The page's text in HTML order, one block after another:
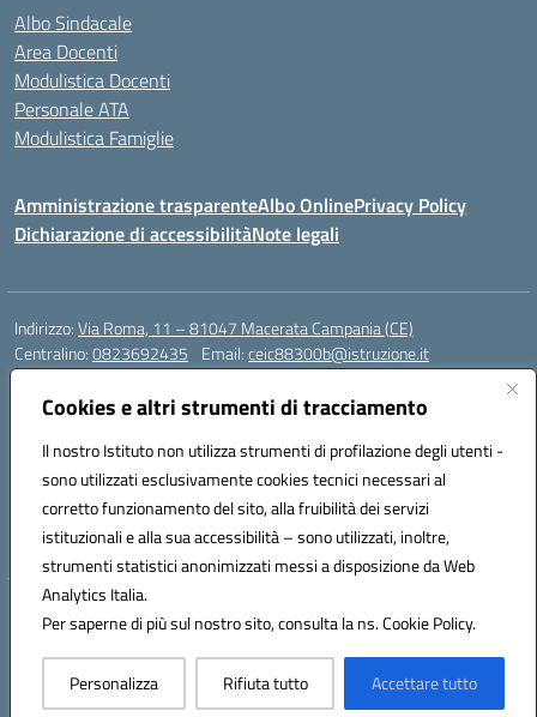
Cookies e altri strumenti di tracciamento
Il nostro Istituto non utilizza strumenti di profilazione degli utenti -
sono utilizzati esclusivamente cookies tecnici necessari al
corretto funzionamento del sito, alla fruibilità dei servizi
istituzionali e alla sua accessibilità – sono utilizzati, inoltre,
strumenti statistici anonimizzati messi a disposizione da Web
Analytics Italia.
Per saperne di più sul nostro sito, consulta la ns. Cookie Policy.
Personalizza Rifiuta tutto Accettare tutto
Albo Sindacale
Area Docenti
Modulistica Docenti
Personale ATA
Modulistica Famiglie
Amministrazione trasparenteAlbo OnlinePrivacy Policy
Dichiarazione di accessibilitàNote legali
Indirizzo:Via Roma, 11 – 81047 Macerata Campania (CE)
Centralino:0823692435 Email:ceic88300b@istruzione.it
Posta elettronica certificata (PEC):
Codice fiscale: 94017830616
Codice meccanografico:CEIC88300B
DPO Esempio Antonio
e-mail: esempioantonio.dpo@gmail.com
Pec: esempioantonio@pec.it
Hosting & Powered by 3D Solution S.r.l.
Concept & Design by Designers Italia